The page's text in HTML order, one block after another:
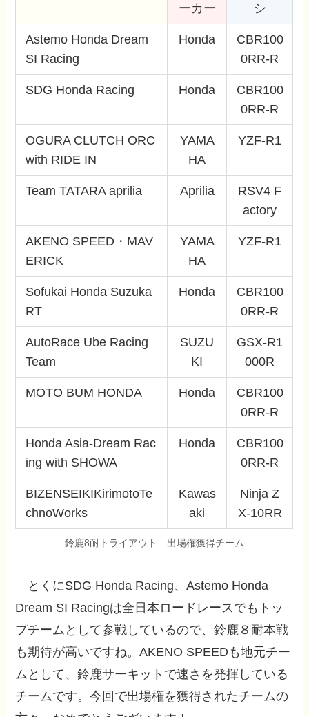
ーカー
シ
Astemo Honda Dream
SI Racing
Honda
CBR100
0RR-R
SDG Honda Racing Honda
CBR100
0RR-R
OGURA CLUTCH ORC
with RIDE IN
YAMA
HA
YZF-R1
Team TATARA aprilia Aprilia
RSV4 F
actory
AKENO SPEED・MAV
ERICK
YAMA
HA
YZF-R1
Sofukai Honda Suzuka
RT
Honda
CBR100
0RR-R
AutoRace Ube Racing
Team
SUZU
KI
GSX-R1
000R
MOTO BUM HONDA Honda
CBR100
0RR-R
Honda Asia-Dream Rac
ing with SHOWA
Honda
CBR100
0RR-R
BIZENSEIKIKirimotoTe
chnoWorks
Kawas
aki
Ninja Z
X-10RR
鈴鹿8耐トライアウト 出場権獲得チーム
とくにSDG Honda Racing、Astemo Honda
Dream SI Racingは全日本ロードレースでもトッ
プチームとして参戦しているので、鈴鹿８耐本戦
も期待が高いですね。AKENO SPEEDも地元チー
ムとして、鈴鹿サーキットで速さを発揮している
チームです。今回で出場権を獲得されたチームの